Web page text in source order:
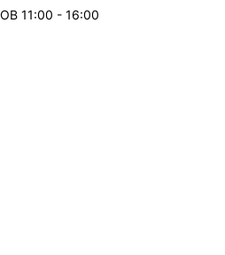
11:00 - 16:00